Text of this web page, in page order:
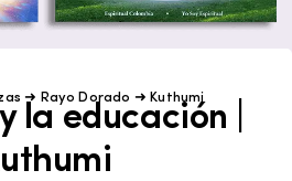
➜ Rayo Dorado ➜ Kuthumi
la educación |